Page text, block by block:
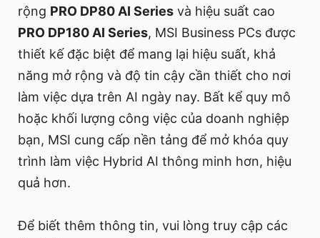
rộng PRO DP80 AI Series và hiệu suất cao
PRO DP180 AI Series, MSI Business PCs được
thiết kế đặc biệt để mang lại hiệu suất, khả
năng mở rộng và độ tin cậy cần thiết cho nơi
làm việc dựa trên AI ngày nay. Bất kể quy mô
hoặc khối lượng công việc của doanh nghiệp
bạn, MSI cung cấp nền tảng để mở khóa quy
trình làm việc Hybrid AI thông minh hơn, hiệu
quả hơn.
Để biết thêm thông tin, vui lòng truy cập các